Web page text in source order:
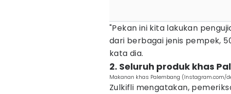
"Pekan ini kita lakukan
dari berbagai jenis pempek,
kata dia.
2. Seluruh produk khas
Makanan khas Palembang (Instagram.com/
Zulkifli mengatakan,